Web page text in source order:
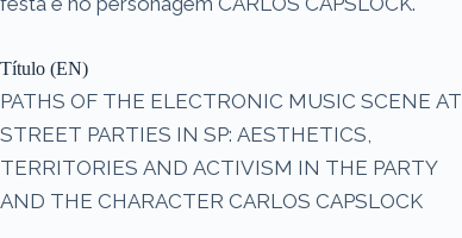
Título (EN)
PATHS OF THE ELECTRONIC MUSIC SCENE AT
STREET PARTIES IN SP: AESTHETICS,
TERRITORIES AND ACTIVISM IN THE PARTY
AND THE CHARACTER CARLOS CAPSLOCK